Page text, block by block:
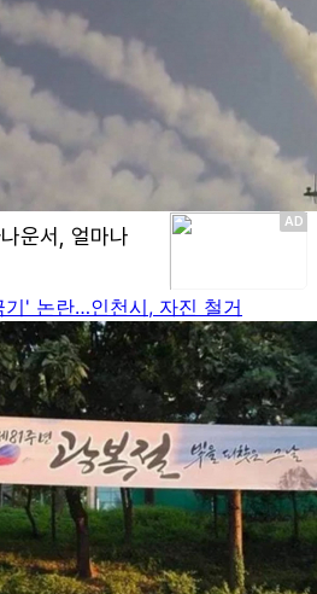
' 논란…인천시, 자진 철거